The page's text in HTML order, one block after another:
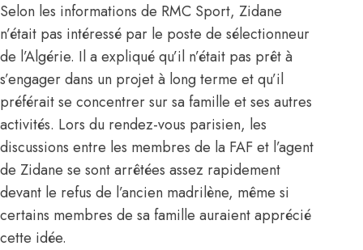
Selon les informations de RMC Sport, Zidane
n’était pas intéressé par le poste de sélectionneur
de l’Algérie. Il a expliqué qu’il n’était pas prêt à
s’engager dans un projet à long terme et qu’il
préférait se concentrer sur sa famille et ses autres
activités. Lors du rendez-vous parisien, les
discussions entre les membres de la FAF et l’agent
de Zidane se sont arrêtées assez rapidement
devant le refus de l’ancien madrilène, même si
certains membres de sa famille auraient apprécié
cette idée.